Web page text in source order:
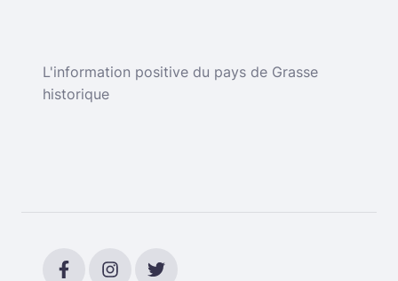
L'information positive du pays de Grasse
historique